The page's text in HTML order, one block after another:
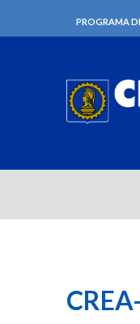
PROGRAMA